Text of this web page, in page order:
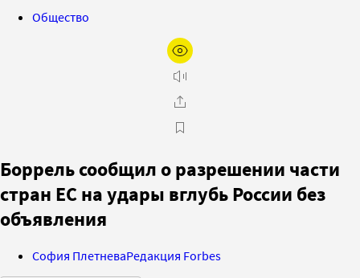
Общество
Боррель сообщил о разрешении части
стран ЕС на удары вглубь России без
объявления
София ПлетневаРедакция Forbes